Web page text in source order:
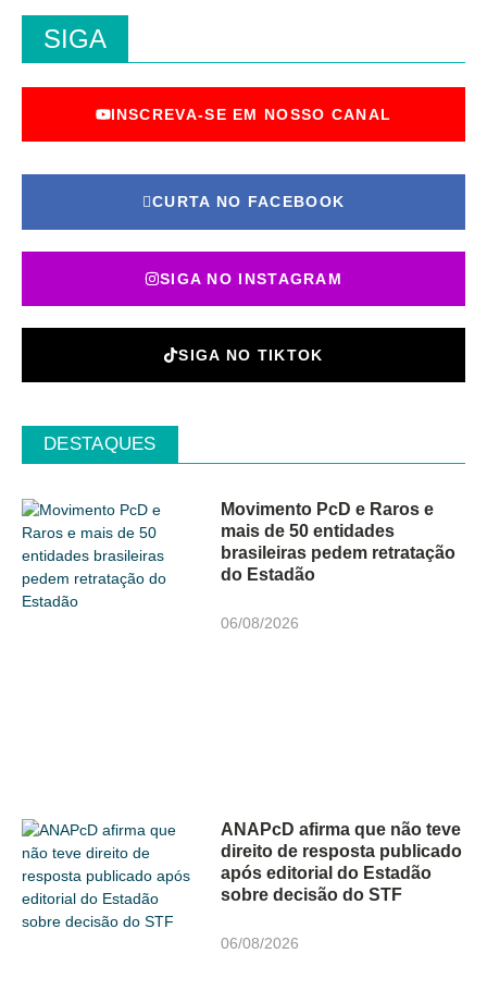
SIGA
INSCREVA-SE EM NOSSO CANAL
CURTA NO FACEBOOK
SIGA NO INSTAGRAM
SIGA NO TIKTOK
DESTAQUES
Movimento PcD e Raros e
mais de 50 entidades
brasileiras pedem retratação
do Estadão
06/08/2026
ANAPcD afirma que não teve
direito de resposta publicado
após editorial do Estadão
sobre decisão do STF
06/08/2026